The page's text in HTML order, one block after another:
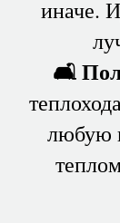
иначе.
🛋
любую